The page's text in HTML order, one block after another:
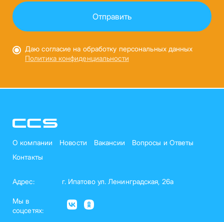
Даю согласие на обработку персональных данных
Политика конфиденциальности
О компании Новости Вакансии
Вопросы и Ответы
Контакты
Адрес: г. Ипатово ул. Ленинградская, 26а
Мы в
соцсетях: